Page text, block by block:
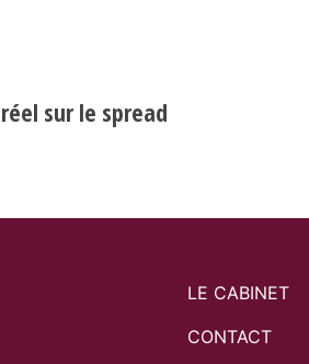
sur le spread
LE CABINET
CONTACT